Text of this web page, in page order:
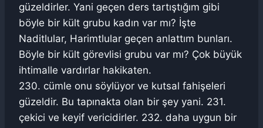
güzeldirler. Yani geçen ders tartıştığım gibi
böyle bir kült grubu kadın var mı? İşte
Naditlular, Harimtlular geçen anlattım bunları.
Böyle bir kült görevlisi grubu var mı? Çok büyük
ihtimalle vardırlar hakikaten.
230. cümle onu söylüyor ve kutsal fahişeleri
güzeldir. Bu tapınakta olan bir şey yani. 231.
çekici ve keyif vericidirler. 232. daha uygun bir